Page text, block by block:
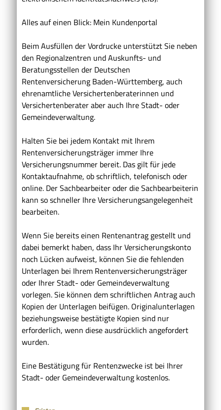
Alles auf einen Blick: Mein Kundenportal
Beim Ausfüllen der Vordrucke unterstützt Sie neben
den Regionalzentren und Auskunfts- und
Beratungsstellen der Deutschen
Rentenversicherung Baden-Württemberg, auch
ehrenamtliche Versichertenberaterinnen und
Versichertenberateraber auch Ihre Stadt- oder
Gemeindeverwaltung.
Halten Sie bei jedem Kontakt mit Ihrem
Rentenversicherungsträger immer Ihre
Versicherungsnummer bereit. Das gilt für jede
Kontaktaufnahme, ob schriftlich, telefonisch oder
online. Der Sachbearbeiter oder die Sachbearbeiterin
kann so schneller Ihre Versicherungsangelegenheit
bearbeiten.
Wenn Sie bereits einen Rentenantrag gestellt und
dabei bemerkt haben, dass Ihr Versicherungskonto
noch Lücken aufweist, können Sie die fehlenden
Unterlagen bei Ihrem Rentenversicherungsträger
oder Ihrer Stadt- oder Gemeindeverwaltung
vorlegen. Sie können dem schriftlichen Antrag auch
Kopien der Unterlagen beifügen. Originalunterlagen
beziehungsweise bestätigte Kopien sind nur
erforderlich, wenn diese ausdrücklich angefordert
wurden.
Eine Bestätigung für Rentenzwecke ist bei Ihrer
Stadt- oder Gemeindeverwaltung kostenlos.